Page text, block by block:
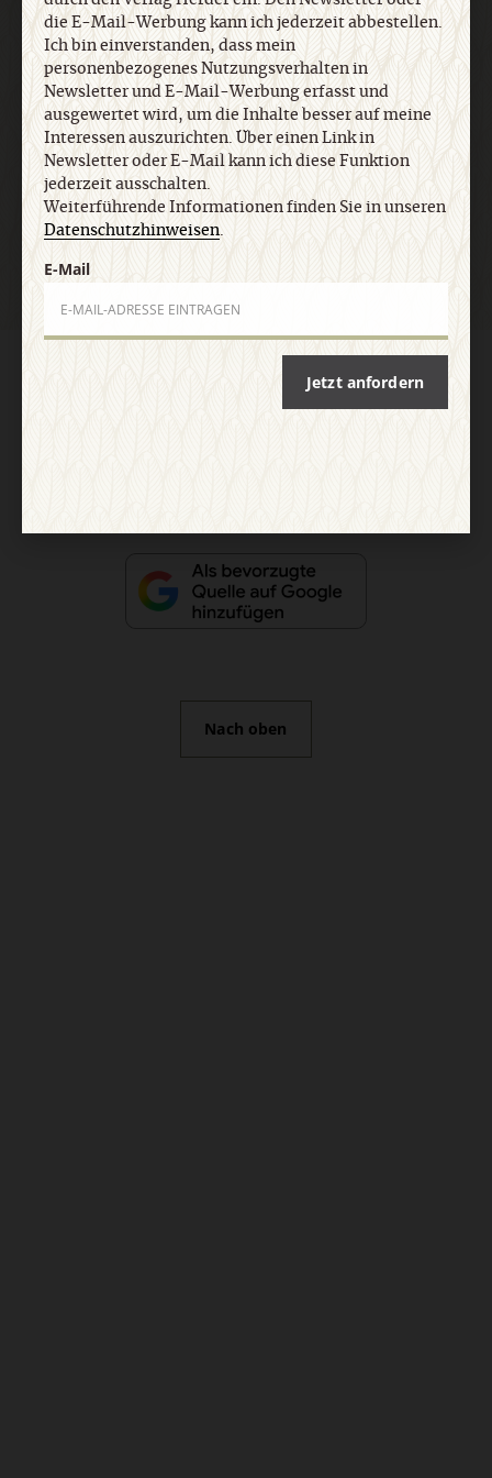
Datenschutzhinweisen.
E-Mail
Jetzt anmelden
Nach oben
die E-Mail-Werbung kann ich jederzeit abbestellen.
Ich bin einverstanden, dass mein
personenbezogenes Nutzungsverhalten in
Newsletter und E-Mail-Werbung erfasst und
ausgewertet wird, um die Inhalte besser auf meine
Interessen auszurichten. Über einen Link in
Newsletter oder E-Mail kann ich diese Funktion
jederzeit ausschalten.
Weiterführende Informationen finden Sie in unseren
Datenschutzhinweisen.
E-Mail
Jetzt anfordern